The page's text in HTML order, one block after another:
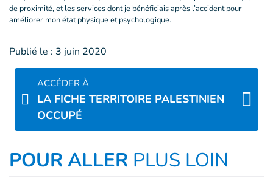
de proximité, et les services dont je bénéficiais après l’accident pour
améliorer mon état physique et psychologique.
Publié le : 3 juin 2020
ACCÉDER À
LA FICHE TERRITOIRE PALESTINIEN
OCCUPÉ
POUR ALLER PLUS LOIN